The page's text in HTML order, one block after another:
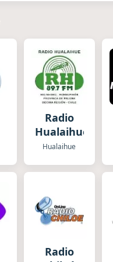
Radio
Hualaihué
Hualaihue
Radio